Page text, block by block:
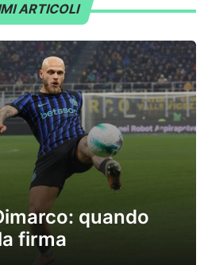
ARTICOLI
quando
firma